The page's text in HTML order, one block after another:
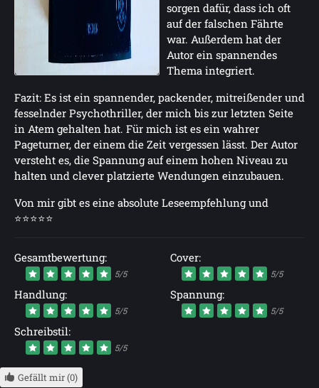
sorgen dafür, dass ich oft
auf der falschen Fährte
war. Außerdem hat der
Autor ein spannendes
Thema integriert.
Fazit: Es ist ein spannender, packender, mitreißender und
fesselnder Psychothriller, der mich bis zur letzten Seite
in Atem gehalten hat. Für mich ist es ein wahrer
Pageturner, der einem die Zeit vergessen lässt. Der Autor
versteht es, die Spannung auf einem hohen Niveau zu
halten und clever platzierte Wendungen einzubauen.
Von mir gibt es eine absolute Leseempfehlung und
⭐⭐⭐⭐⭐
Gesamtbewertung:
5/5
Cover:
5/5
Handlung:
5/5
Spannung:
5/5
Schreibstil:
5/5
Gefällt mir (0)